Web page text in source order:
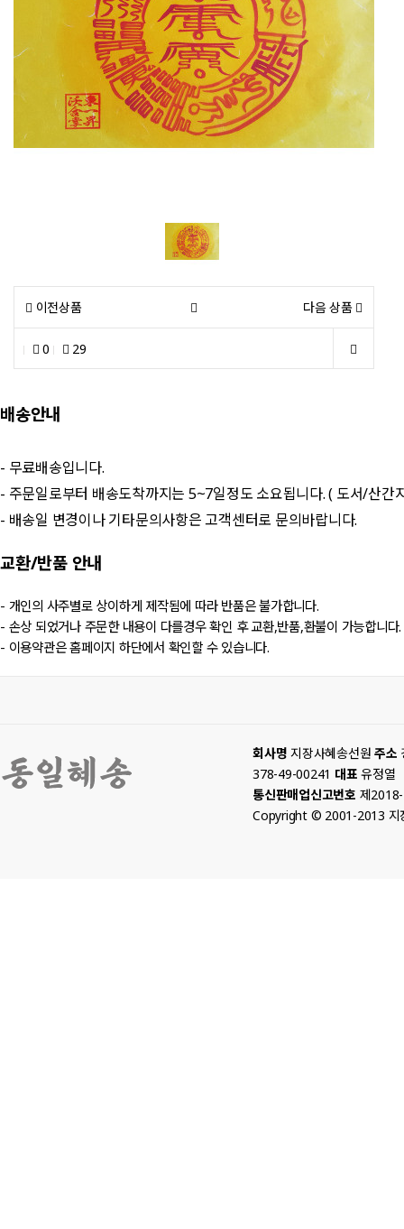
이전상품 다음 상품
0 29
배송안내
- 무료배송입니다.
- 주문일로부터 배송도착까지는 5~7일정도 소요됩니다. ( 도서/산간
- 배송일 변경이나 기타문의사항은 고객센터로 문의바랍니다.
교환/반품안내
- 개인의 사주별로 상이하게 제작됨에 따라 반품은 불가합니다.
- 손상 되었거나 주문한 내용이 다를경우 확인 후 교환,반품,환불이 가능합니다.
- 이용약관은 홈페이지 하단에서 확인할 수 있습니다.
회사명 지장사혜송선원 주소
378-49-00241 대표 유정열
통신판매업신고번호 제
Copyright © 2001-2013 지